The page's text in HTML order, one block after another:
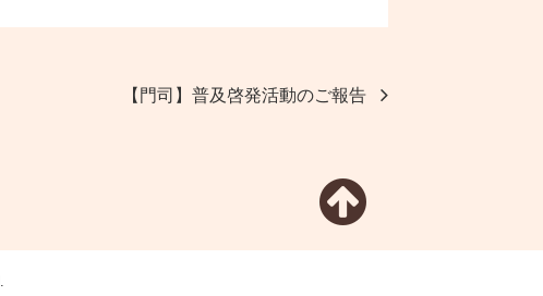
【門司】普及啓発活動のご報告